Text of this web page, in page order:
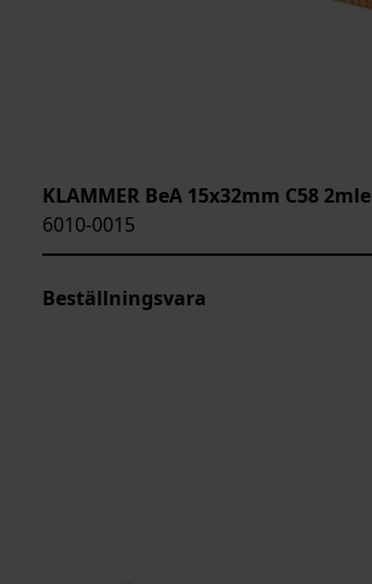
KLAMMER BeA 15x32mm C58 2mle
6010-0015
Beställningsvara